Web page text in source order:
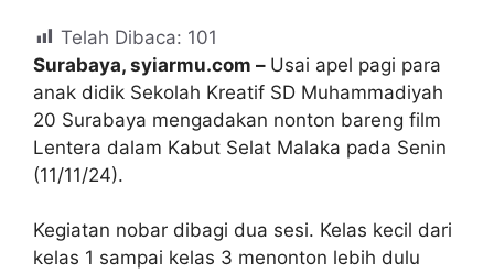
Telah Dibaca: 101
Surabaya, syiarmu.com – Usai apel pagi para
anak didik Sekolah Kreatif SD Muhammadiyah
20 Surabaya mengadakan nonton bareng film
Lentera dalam Kabut Selat Malaka pada Senin
(11/11/24).
Kegiatan nobar dibagi dua sesi. Kelas kecil dari
kelas 1 sampai kelas 3 menonton lebih dulu